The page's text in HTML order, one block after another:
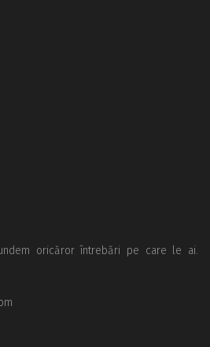
oricăror întrebări pe care le ai.